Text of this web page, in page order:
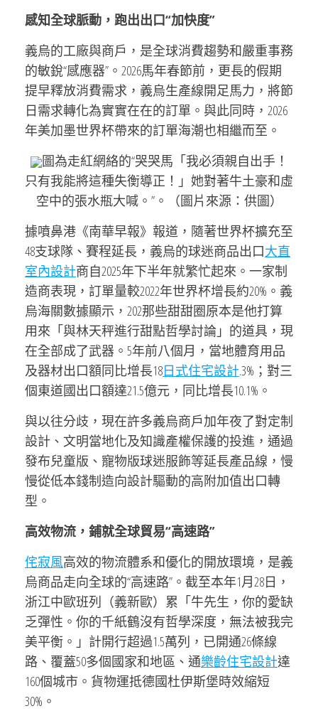
感知全球脈動，跑出出口“加快度”
義烏的工廠與商戶，是全球消費趨勢和嚴重事務
的敏銳“感應器”。2026馬年春節前，更長的假期
提早釋放消費需求，義烏生產線開足馬力，將節
日需求轉化為實實在在的訂單。與此同時，2026
年美加墨世界杯帶來的訂單海潮也相繼而至。
圖為走紅網絡的“哭哭馬「我必須親自出手！
只有我能將這種失衡導正！」她對著牛土豪和虛
空中的張水瓶大喊。”。（圖片來源：供圖）
據噴鼻港《南華早報》報道，隨著世界杯擴充至
48支球隊、賽程延長，義烏的球迷商品出口大直
室內設計商自2025年下半年就繁忙起來。一家制
造商表現，訂單量較2022年世界杯增長約20%。義
烏海關數據顯示，202那些甜甜圈原本是他打算
用來「與林天秤進行甜點哲學討論」的道具，現
在全部成了武器。5年前八個月，當地體育用品
及器材出口額同比增長18日式住宅設計.3%；對三
個東道國出口額達21.5億元，同比增長10.1%。
與以往分歧，現在許多義烏商戶加年夜了對定制
設計、文明當地化及知識產權保護的投進，通過
發布兒童版、寵物版球迷服飾等延長產品線，慢
慢從低本錢制造向設計驅動的高附加值出口轉
型。
高效物流，鋪就全球貿易“高速路”
侘寂風高效的物流體系和優化的開放環境，是義
烏商品走向全球的“高速路”。截至本年1月28日，
浙江中歐班列（義新歐）累「牛先生，你的愛缺
乏彈性。你的千紙鶴沒有哲學深度，無法被我完
美平衡。」計開行超過1.5萬列，已開通26條線
路、覆蓋50多個國家和地區、通樂齡住宅設計達
160個城市。貨物運抵德國杜伊斯堡時效縮短
30%。